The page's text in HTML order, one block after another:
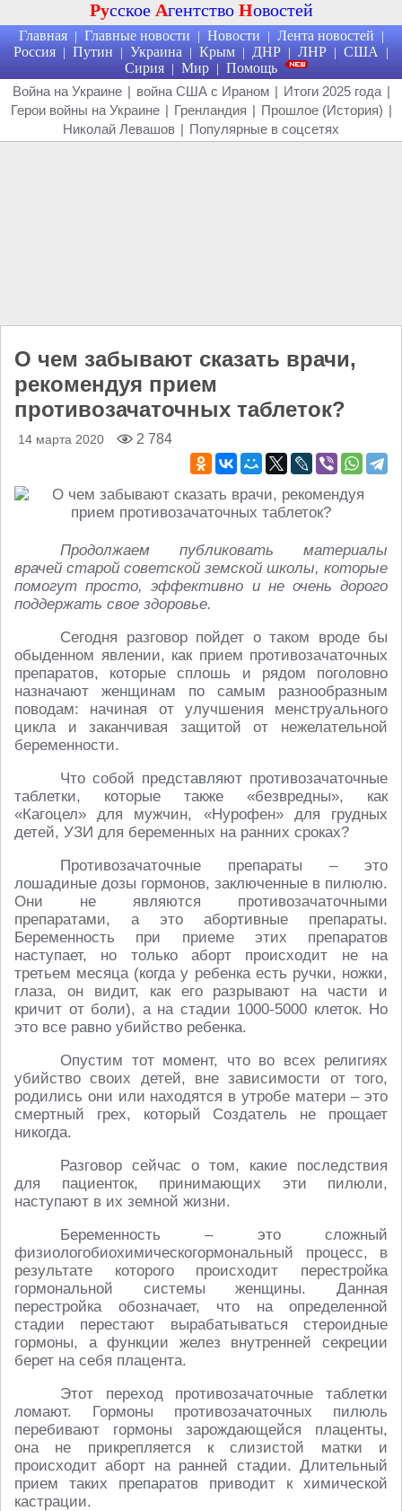
Русское Агентство Новостей
Главная | Главные новости | Новости | Лента новостей |
Россия | Путин | Украина | Крым | ДНР | ЛНР | США |
Сирия | Мир | Помощь
Война на Украине | война США с Ираном | Итоги 2025 года |
Герои войны на Украине | Гренландия | Прошлое (История) |
Николай Левашов | Популярные в соцсетях
О чем забывают сказать врачи,
рекомендуя прием
противозачаточных таблеток?
14 марта 2020 2 784
Продолжаем публиковать материалы
врачей старой советской земской школы, которые
помогут просто, эффективно и не очень дорого
поддержать свое здоровье.
Сегодня разговор пойдет о таком вроде бы
обыденном явлении, как прием противозачаточных
препаратов, которые сплошь и рядом поголовно
назначают женщинам по самым разнообразным
поводам: начиная от улучшения менструального
цикла и заканчивая защитой от нежелательной
беременности.
Что собой представляют противозачаточные
таблетки, которые также «безвредны», как
«Кагоцел» для мужчин, «Нурофен» для грудных
детей, УЗИ для беременных на ранних сроках?
Противозачаточные препараты – это
лошадиные дозы гормонов, заключенные в пилюлю.
Они не являются противозачаточными
препаратами, а это абортивные препараты.
Беременность при приеме этих препаратов
наступает, но только аборт происходит не на
третьем месяца (когда у ребенка есть ручки, ножки,
глаза, он видит, как его разрывают на части и
кричит от боли), а на стадии 1000-5000 клеток. Но
это все равно убийство ребенка.
Опустим тот момент, что во всех религиях
убийство своих детей, вне зависимости от того,
родились они или находятся в утробе матери – это
смертный грех, который Создатель не прощает
никогда.
Разговор сейчас о том, какие последствия
для пациенток, принимающих эти пилюли,
наступают в их земной жизни.
Беременность – это сложный
физиологобиохимическогормональный процесс, в
результате которого происходит перестройка
гормональной системы женщины. Данная
перестройка обозначает, что на определенной
стадии перестают вырабатываться стероидные
гормоны, а функции желез внутренней секреции
берет на себя плацента.
Этот переход противозачаточные таблетки
ломают. Гормоны противозачаточных пилюль
перебивают гормоны зарождающейся плаценты,
она не прикрепляется к слизистой матки и
происходит аборт на ранней стадии. Длительный
прием таких препаратов приводит к химической
кастрации.